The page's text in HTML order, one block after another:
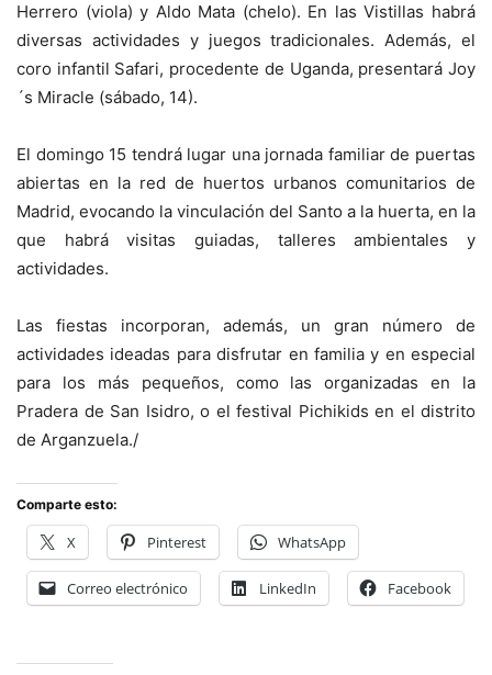
Herrero (viola) y Aldo Mata (chelo). En las Vistillas habrá
diversas actividades y juegos tradicionales. Además, el
coro infantil Safari, procedente de Uganda, presentará Joy
´s Miracle (sábado, 14).
El domingo 15 tendrá lugar una jornada familiar de puertas
abiertas en la red de huertos urbanos comunitarios de
Madrid, evocando la vinculación del Santo a la huerta, en la
que habrá visitas guiadas, talleres ambientales y
actividades.
Las fiestas incorporan, además, un gran número de
actividades ideadas para disfrutar en familia y en especial
para los más pequeños, como las organizadas en la
Pradera de San Isidro, o el festival Pichikids en el distrito
de Arganzuela./
Comparte esto:
X Pinterest WhatsApp
Correo electrónico LinkedIn Facebook